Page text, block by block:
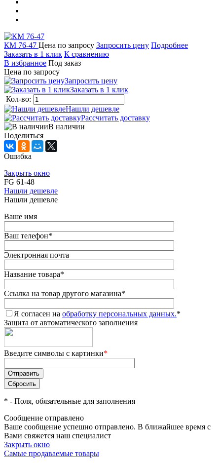
КМ 76-47 Цена по запросу Запросить цену Подробнее
Заказать в 1 клик К сравнению
В избранное Под заказ
Цена по запросу
Запросить цену
Заказать в 1 клик
Кол-во:
Нашли дешевле
Рассчитать доставку
В наличии
Поделиться
Ошибка
Закрыть окно
FG 61-48
Нашли дешевле
Нашли дешевле
Ваше имя
Ваш телефон*
Электронная почта
Название товара*
Ссылка на товар другого магазина*
Я согласен на обработку персональных данных.*
Защита от автоматического заполнения
Введите символы с картинки*
* - Поля, обязательные для заполнения
Сообщение отправлено
Ваше сообщение успешно отправлено. В ближайшее время с
Вами свяжется наш специалист
Закрыть окно
Самые продаваемые товары